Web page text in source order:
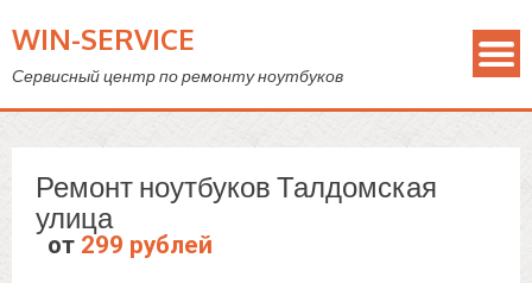
WIN-SERVICE
Сервисный центр по ремонту ноутбуков
Ремонт ноутбуков Талдомская
улица
от 299 рублей